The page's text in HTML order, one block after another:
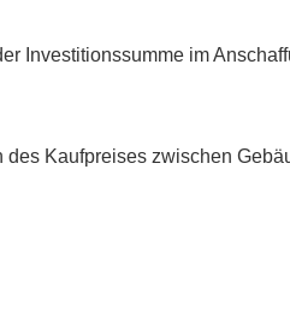
Investitionssumme im
Kaufpreises zwischen